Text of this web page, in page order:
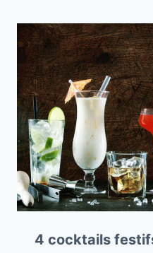
4 cocktails